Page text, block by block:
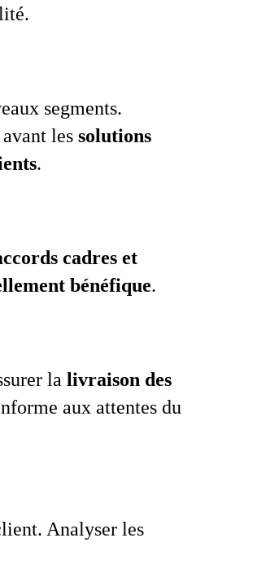
segments.
les solutions
.
cadres et
bénéfique.
la livraison des
aux attentes du
Analyser les